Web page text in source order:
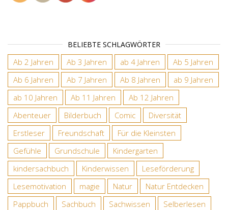
BELIEBTE SCHLAGWÖRTER
Ab 2 Jahren Ab 3 Jahren ab 4 Jahren
Ab 5 Jahren
Ab 6 Jahren
Ab 7 Jahren Ab 8 Jahren
ab 9 Jahren
ab 10 Jahren
Ab 11 Jahren
Ab 12 Jahren
Abenteuer
Bilderbuch Comic
Diversität
Erstleser
Freundschaft
Für die Kleinsten
Gefühle
Grundschule
Kindergarten
kindersachbuch
Kinderwissen
Leseförderung
Lesemotivation
magie Natur
Natur Entdecken
Pappbuch
Sachbuch Sachwissen
Selberlesen